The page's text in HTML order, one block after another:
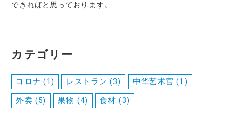
できればと思っております。
カテゴリー
コロナ (1) レストラン (3) 中华艺术宫 (1)
外卖 (5) 果物 (4) 食材 (3)